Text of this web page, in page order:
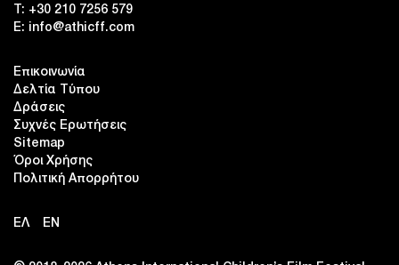
T: +30 210 7256 579
E:
info@athicff.com
Επικοινωνία
Δελτία Τύπου
Δράσεις
Συχνές Ερωτήσεις
Sitemap
Όροι Χρήσης
Πολιτική Απορρήτου
ΕΛ EN